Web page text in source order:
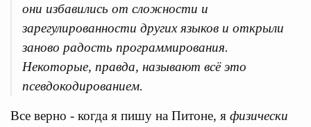
они избавились от сложности и
зарегулированности других языков и открыли
заново радость программирования.
Некоторые, правда, называют всё это
псевдокодированием.
Все верно - когда я пишу на Питоне, я физически